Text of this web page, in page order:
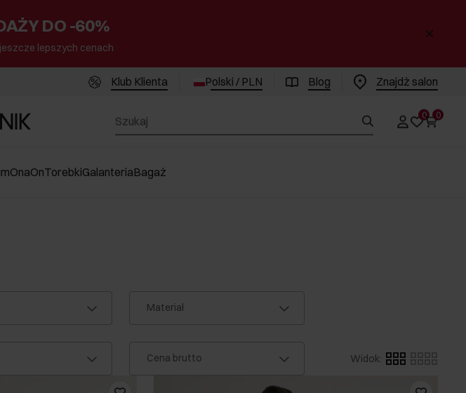
DO -60%
lepszych cenach
Klub Klienta Polski / PLN Blog Znajdż salon
0 0
OnaOnTorebkiGalanteriaBagaż
Materiał
Cena brutto Widok: